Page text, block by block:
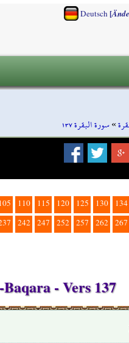
Deutsch[
»سورة البقرة ١٣٧
110 115 120 125 130 134
242 247 252 257 262 267
- Vers 137